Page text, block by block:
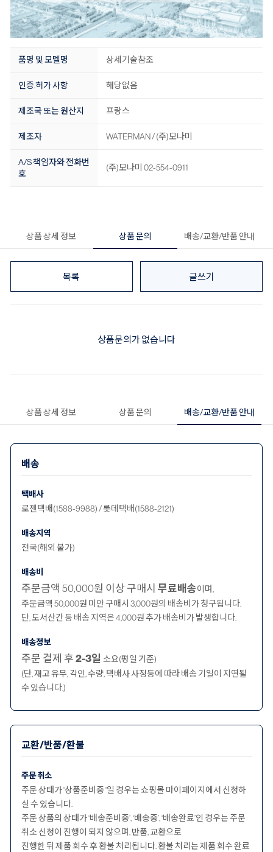
품명 및 모델명 상세기술참조
인증.허가 사항 해당없음
제조국 또는 원산지 프랑스
제조자 WATERMAN / (주)모나미
A/S 책임자와 전화번
호
(주)모나미 02-554-0911
상품 상세 정보 상품 문의 배송/교환/반품 안내
목록 글쓰기
상품문의가 없습니다
상품 상세 정보 상품 문의 배송/교환/반품 안내
배송
택배사
로젠택배(1588-9988) / 롯데택배(1588-2121)
배송지역
전국(해외 불가)
배송비
주문금액 50,000원 이상 구매시 무료배송이며,
주문금액 50,000원 미만 구매시 3,000원의 배송비가 청구됩니다.
단, 도서산간 등 배송 지역은 4,000원 추가 배송비가 발생합니다.
배송정보
주문 결제 후 2-3일 소요(평일 기준)
(단, 재고 유무, 각인, 수량, 택배사 사정등에 따라 배송 기일이 지연될
수 있습니다.)
교환/반품/환불
주문 취소
주문 상태가 '상품준비중 '일 경우는 쇼핑몰 마이페이지에서 신청하
실 수 있습니다.
주문 상품의 상태가 ‘배송준비중’, ‘배송중’, ‘배송완료’인 경우는 주문
취소 신청이 진행이 되지 않으며, 반품, 교환으로
진행한 뒤 제품 회수 후 환불 처리됩니다. 환불 처리는 제품 회수 완료